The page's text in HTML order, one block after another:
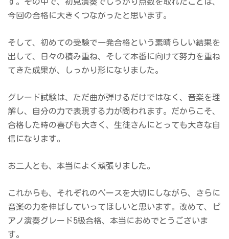
今回の合格に大きくつながったと思います。
そして、初めての受験で一発合格という素晴らしい結果を
出して、日々の積み重ね、そして本番に向けて努力を重ね
てきた成果が、しっかり形になりました。
グレード試験は、ただ曲が弾けるだけではなく、音楽を理
解し、自分の力で表現する力が問われます。だからこそ、
合格した時の喜びも大きく、生徒さんにとっても大きな自
信になります。
お二人とも、本当によく頑張りました。
これからも、それぞれのペースを大切にしながら、さらに
音楽の力を伸ばしていってほしいと思います。改めて、ピ
アノ演奏グレード5級合格、本当におめでとうございま
す。